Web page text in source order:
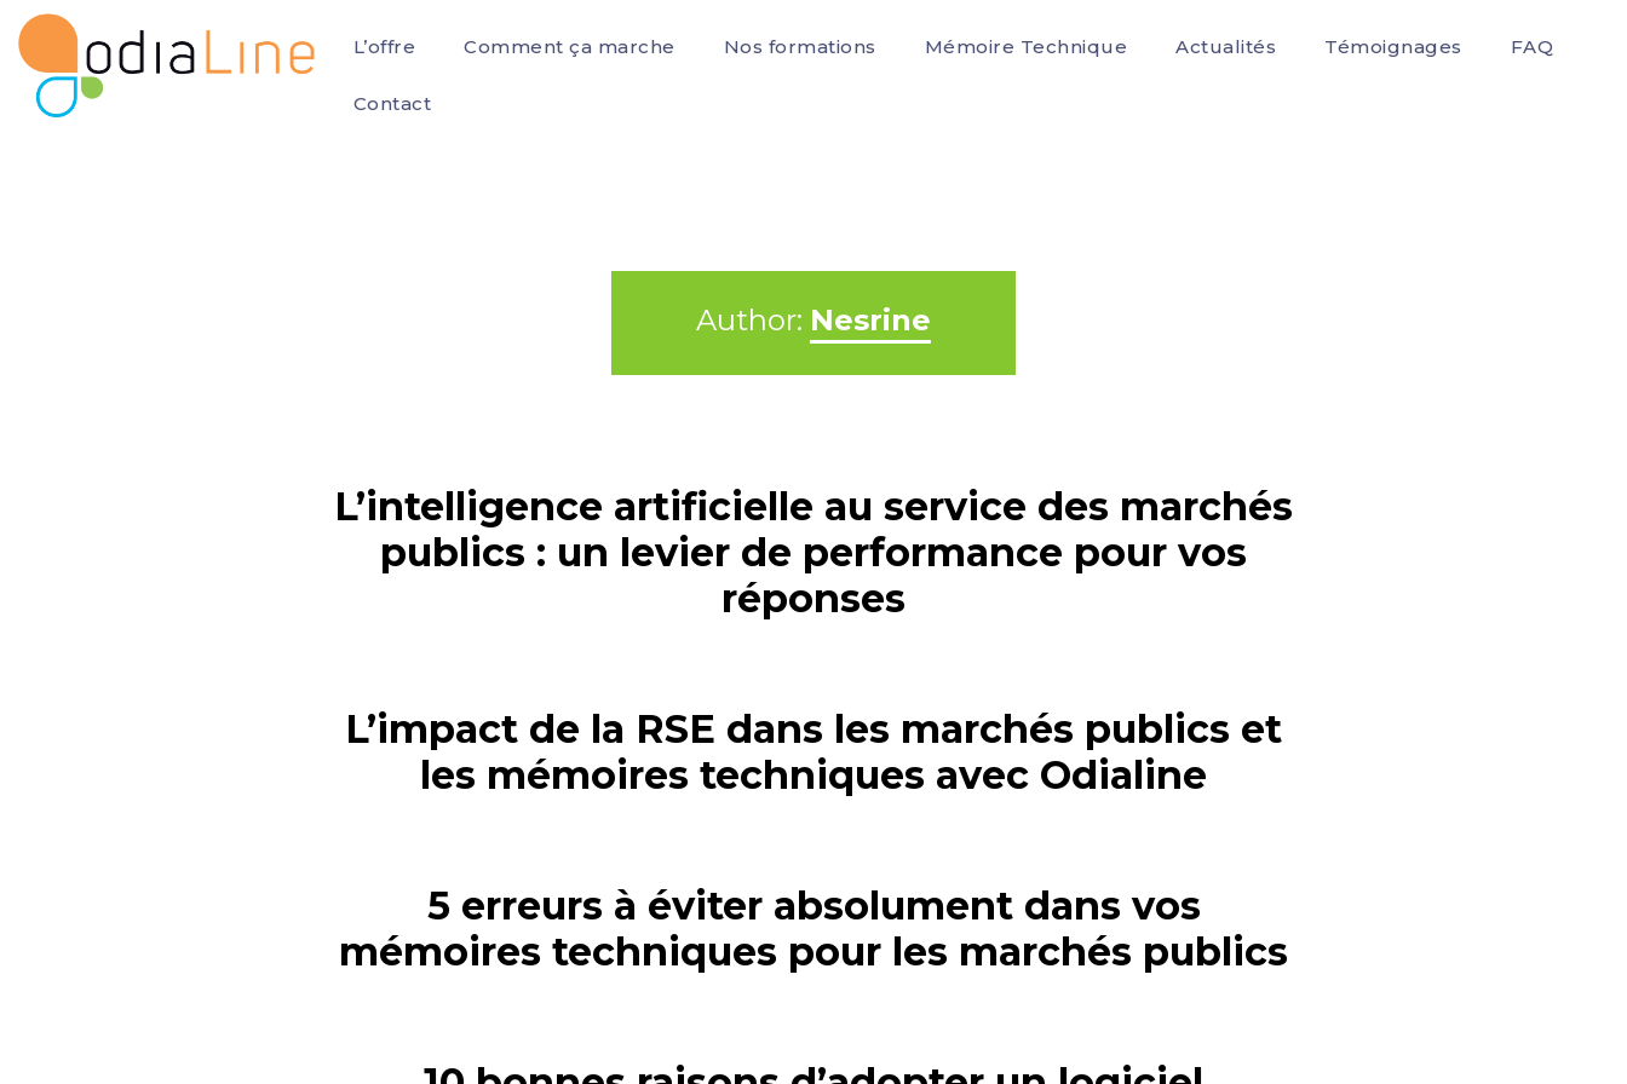
L’offre Comment ça marche Nos formations Mémoire Technique Actualités Témoignages FAQ
Contact
Author: Nesrine
L’intelligence artificielle au service des marchés
publics : un levier de performance pour vos
réponses
L’impact de la RSE dans les marchés publics et
les mémoires techniques avec Odialine
5 erreurs à éviter absolument dans vos
mémoires techniques pour les marchés publics